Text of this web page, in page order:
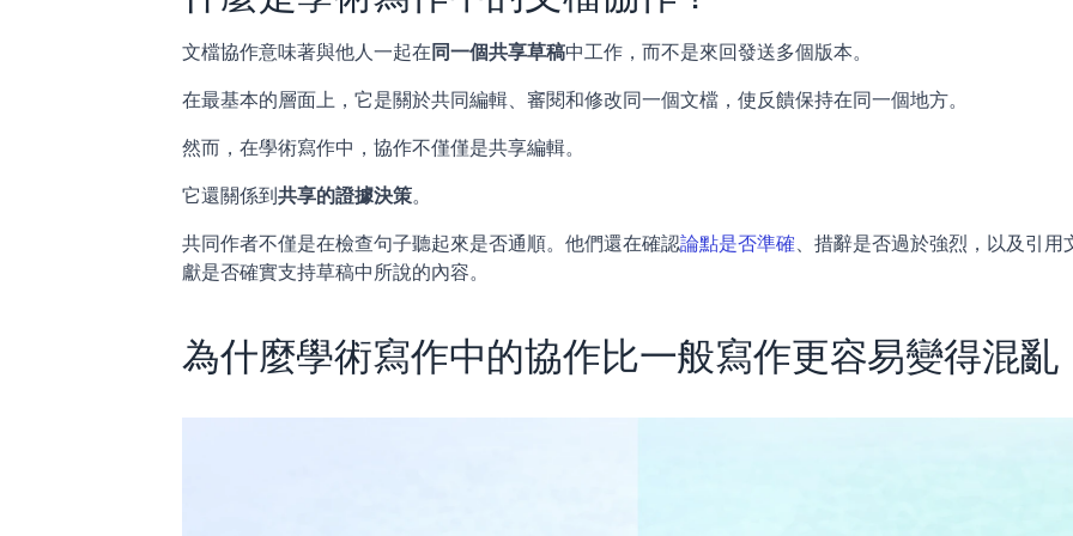
文檔協作意味著與他人一起在同一個共享草稿中工作，而不是來回發送多個版本。
在最基本的層面上，它是關於共同編輯、審閱和修改同一個文檔，使反饋保持在同一個地方。
然而，在學術寫作中，協作不僅僅是共享編輯。
它還關係到共享的證據決策。
共同作者不僅是在檢查句子聽起來是否通順。他們還在確認論點是否準確 、措辭是否過於強烈，以及引用
獻是否確實支持草稿中所說的內容。
為什麼學術寫作中的協作比一般寫作更容易變得混亂